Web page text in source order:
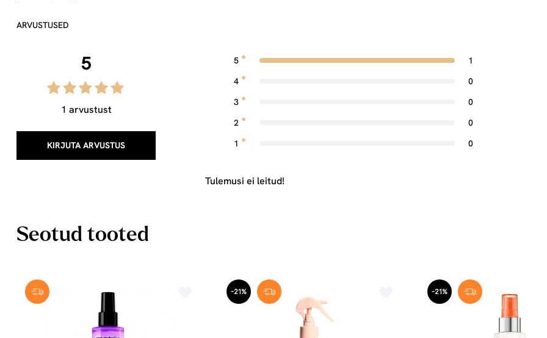
ARVUSTUSED
5
1 arvustust
KIRJUTA ARVUSTUS
5
1
4
0
3
0
2
0
1
0
Tulemusi ei leitud!
Seotud tooted
-21% -21%